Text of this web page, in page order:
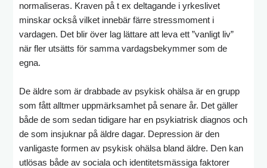
normaliseras. Kraven på t ex deltagande i yrkeslivet
minskar också vilket innebär färre stressmoment i
vardagen. Det blir över lag lättare att leva ett ”vanligt liv”
när fler utsätts för samma vardagsbekymmer som de
egna.
De äldre som är drabbade av psykisk ohälsa är en grupp
som fått alltmer uppmärksamhet på senare år. Det gäller
både de som sedan tidigare har en psykiatrisk diagnos och
de som insjuknar på äldre dagar. Depression är den
vanligaste formen av psykisk ohälsa bland äldre. Den kan
utlösas både av sociala och identitetsmässiga faktorer